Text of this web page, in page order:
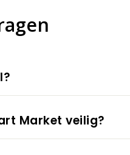
Market veilig?